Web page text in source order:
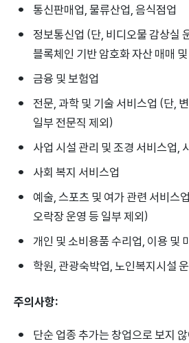
통신판매업, 물류산업, 음식점업
정보통신업 (단, 비디오물 감상실
블록체인 기반 암호화 자산 매매
금융 및 보험업
전문, 과학 및 기술 서비스업 (단,
일부 전문직 제외)
사업 시설 관리 및 조경 서비스업,
사회 복지 서비스업
예술, 스포츠 및 여가 관련 서비스
오락장 운영 등 일부 제외)
개인 및 소비용품 수리업, 이용 및
학원, 관광숙박업, 노인복지시설
주의사항:
단순 업종 추가는 창업으로 보지